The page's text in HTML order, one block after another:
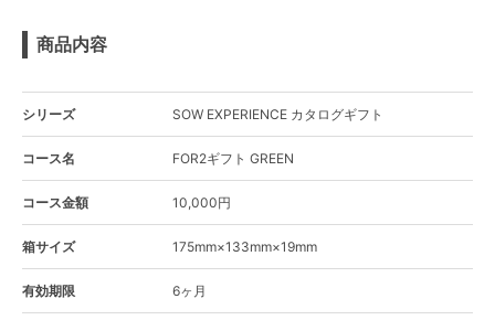
商品内容
シリーズ SOW EXPERIENCE カタログギフト
コース名 FOR2ギフト GREEN
コース金額 10,000円
箱サイズ 175mm×133mm×19mm
有効期限 6ヶ月